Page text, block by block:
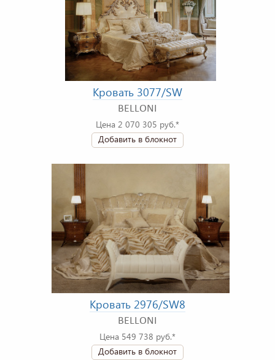
Кровать 3077/SW
BELLONI
Цена 2 070 305 руб.*
Добавить в блокнот
Кровать 2976/SW8
BELLONI
Цена 549 738 руб.*
Добавить в блокнот